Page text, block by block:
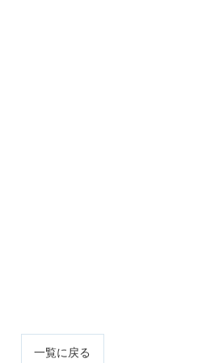
一覧に戻る